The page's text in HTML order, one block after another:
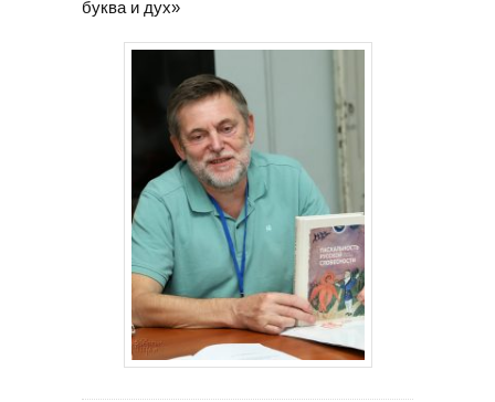
буква и дух»